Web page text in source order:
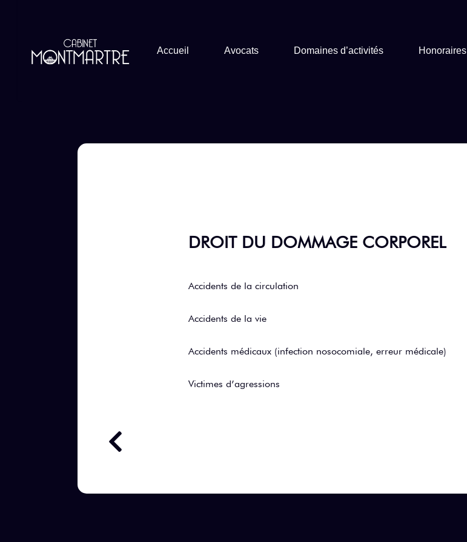
au
contenu
Accueil Avocats Domaines d’activités Honoraires
DROIT DU DOMMAGE CORPOREL
Accidents de la circulation
Accidents de la vie
Accidents médicaux (infection nosocomiale, erreur médicale)
Victimes d’agressions